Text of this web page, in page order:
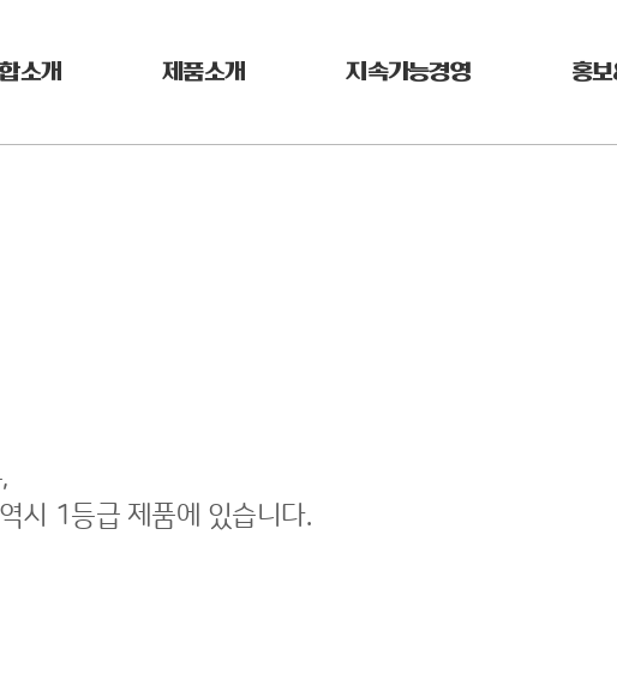
소개 제품소개 지속가능경영 홍
시 1등급 제품에 있습니다.